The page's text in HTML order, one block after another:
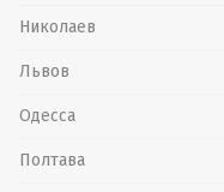
Николаев
Львов
Одесса
Полтава